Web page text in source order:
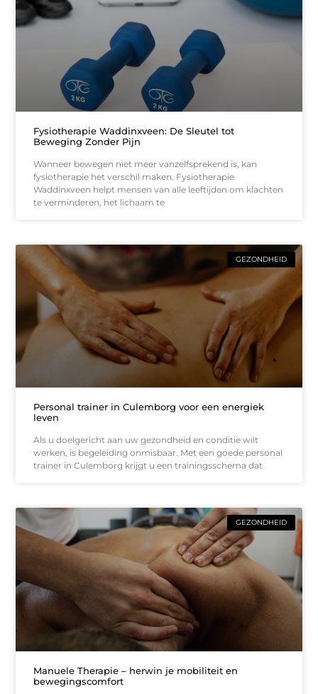
Fysiotherapie Waddinxveen: De Sleutel tot
Beweging Zonder Pijn
Wanneer bewegen niet meer vanzelfsprekend is, kan
fysiotherapie het verschil maken. Fysiotherapie
Waddinxveen helpt mensen van alle leeftijden om klachten
te verminderen, het lichaam te
GEZONDHEID
Personal trainer in Culemborg voor een energiek
leven
Als u doelgericht aan uw gezondheid en conditie wilt
werken, is begeleiding onmisbaar. Met een goede personal
trainer in Culemborg krijgt u een trainingsschema dat
GEZONDHEID
Manuele Therapie – herwin je mobiliteit en
bewegingscomfort